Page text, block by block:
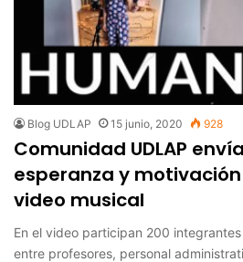
Blog UDLAP 15 junio, 2020 928
Comunidad UDLAP
esperanza y
video musical
En el video participan 200
entre profesores, personal